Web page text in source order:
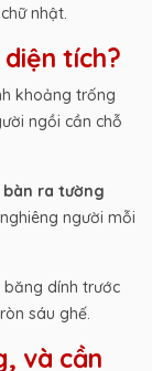
nhật.
tích?
khoảng trống
ngồi cần chỗ
ra tường
người mỗi
dính trước
sáu ghế.
và cần